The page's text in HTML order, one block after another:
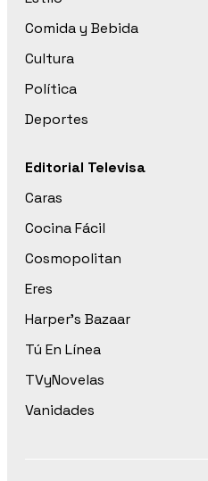
Comida y Bebida
Cultura
Política
Deportes
Editorial Televisa
Caras
Cocina Fácil
Cosmopolitan
Eres
Harper’s Bazaar
Tú En Línea
TVyNovelas
Vanidades